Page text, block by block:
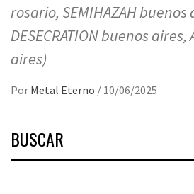
rosario, SEMIHAZAH buenos
DESECRATION buenos aires,
aires)
Por Metal Eterno / 10/06/2025
BUSCAR